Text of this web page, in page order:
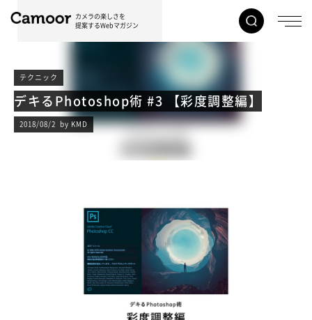
カメラの楽しさを
提案するWebマガジン
テクニック
デキるPhotoshop術 #3 【彩度調整編】
2018/08/2 by KMD